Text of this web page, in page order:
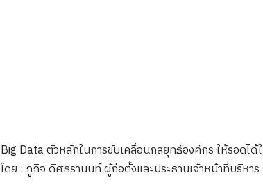
Big Data ตัวหลักในการขับเคลื่อนกลยุทธ์องค์กร ให้รอดได้
โดย : ภูกิจ ดิศธรานนท์ ผู้ก่อตั้งและประธานเจ้าหน้าที่บริหา